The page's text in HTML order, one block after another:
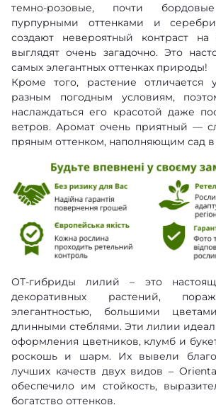
темно-розовые, почти
пурпурными оттенками и
создают невероятный контраст
выглядят очень загадочно. Это
самых элегантных оттенках природы!
Кроме того, растение отличается
разным погодным условиям,
наслаждаться его красотой даже
ветров. Аромат очень приятный —
пряным оттенком, наполняющим сад в
ОТ-гибриды лилий – это
декоративных растений,
элегантностью, большими
длинными стеблями. Эти лилии
оформления цветников, клумб и
роскошь и шарм. Их вывели
лучших качеств двух видов –
обеспечило им стойкость,
богатство оттенков.